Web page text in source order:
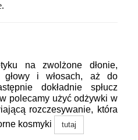
na zwolżone dłonie,
głowy i włosach, aż do
dokładnie spłucz
polecamy użyć odżywki w
rozczesywanie, która
kosmyki
tutaj